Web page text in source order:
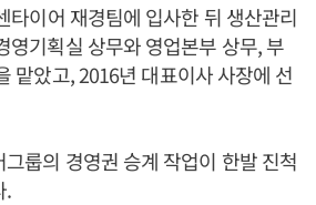
타이어 재경팀에 입사한 뒤 생산관리
영기획실 상무와 영업본부 상무, 부
맡았고, 2016년 대표이사 사장에 선
룹의 경영권 승계 작업이 한발 진척
.